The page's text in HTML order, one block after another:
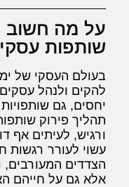
על מה חשוב
שותפות
בעולם העסקי של
להקים ולנהל
יחסים, גם
תהליך פירוק
ורגיש, לעיתים אף
עשוי לעורר רגשות
הצדדים
אלא גם על חייהם